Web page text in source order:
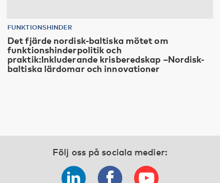
FUNKTIONSHINDER
Det fjärde nordisk-baltiska mötet om
funktionshinderpolitik och
praktik:Inkluderande krisberedskap –Nordisk-
baltiska lärdomar och innovationer
Följ oss på sociala medier: